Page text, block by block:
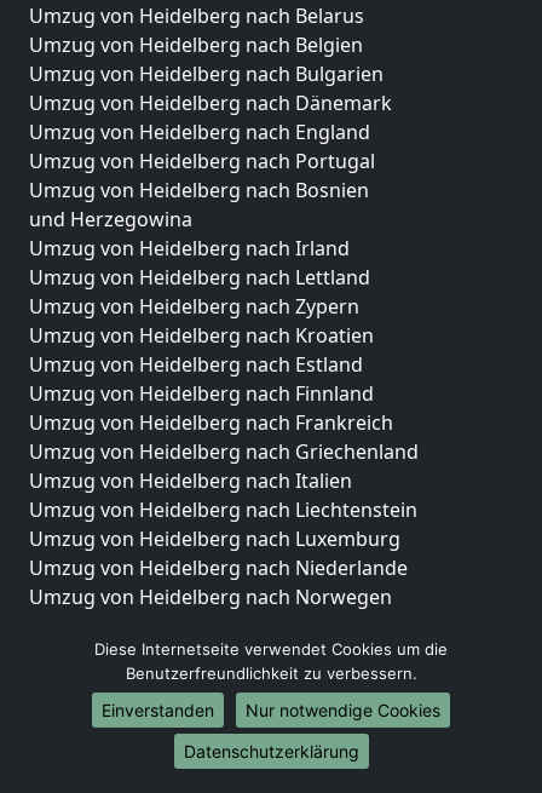
Umzug von Heidelberg nach Belarus
Umzug von Heidelberg nach Belgien
Umzug von Heidelberg nach Bulgarien
Umzug von Heidelberg nach Dänemark
Umzug von Heidelberg nach England
Umzug von Heidelberg nach Portugal
Umzug von Heidelberg nach Bosnien
und Herzegowina
Umzug von Heidelberg nach Irland
Umzug von Heidelberg nach Lettland
Umzug von Heidelberg nach Zypern
Umzug von Heidelberg nach Kroatien
Umzug von Heidelberg nach Estland
Umzug von Heidelberg nach Finnland
Umzug von Heidelberg nach Frankreich
Umzug von Heidelberg nach Griechenland
Umzug von Heidelberg nach Italien
Umzug von Heidelberg nach Liechtenstein
Umzug von Heidelberg nach Luxemburg
Umzug von Heidelberg nach Niederlande
Umzug von Heidelberg nach Norwegen
Umzüge-Deutschlandweit
Umzug von Heidelberg nach Berlin
Umzug von Heidelberg nach Hamburg
Umzug von Heidelberg nach München
Umzug von Heidelberg nach Köln
Diese Internetseite verwendet Cookies um die
Benutzerfreundlichkeit zu verbessern.
Einverstanden
Nur notwendige Cookies
Datenschutzerklärung